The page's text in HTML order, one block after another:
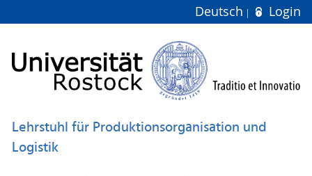
Deutsch Login
Lehrstuhl für Produktionsorganisation und
Logistik